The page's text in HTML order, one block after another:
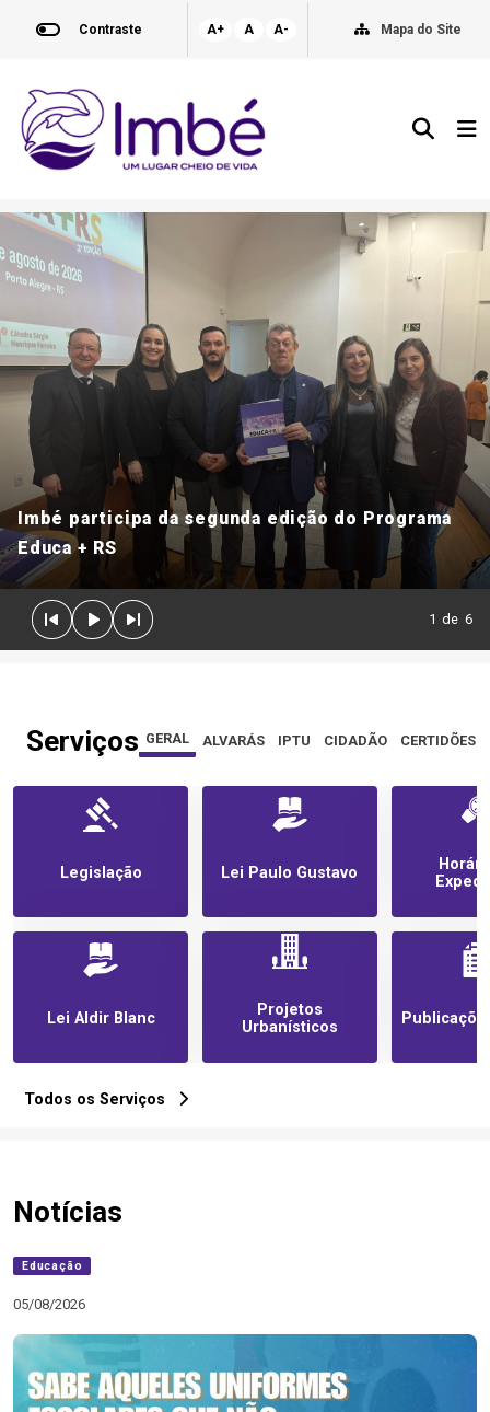
Contraste A+ A A- Mapa do Site
Imbé participa da segunda edição do Programa
Educa + RS
1 de 6
Serviços GERAL ALVARÁS IPTU CIDADÃO CERTIDÕES
Legislação
Lei Aldir Blanc
Lei Paulo Gustavo
Projetos
Urbanísticos
Todos os Serviços
Notícias
Educação
05/08/2026